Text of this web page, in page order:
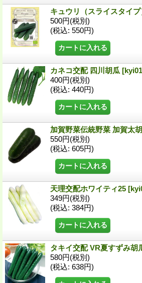
キュウリ（スライスタイプ
500円(税別)
(税込: 550円)
カネコ交配 四川胡瓜
400円(税別)
(税込: 440円)
加賀野菜伝統野菜 加賀太
550円(税別)
(税込: 605円)
天理交配ホワイティ25
349円(税別)
(税込: 384円)
タキイ交配 VR夏すずみ胡
580円(税別)
(税込: 638円)